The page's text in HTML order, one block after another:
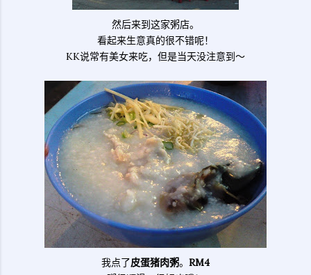
然后来到这家粥店。
看起来生意真的很不错呢！
KK说常有美女来吃，但是当天没注意到～
我点了皮蛋猪肉粥。 RM4